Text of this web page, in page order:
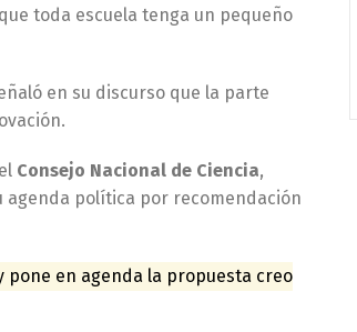
toda escuela tenga un pequeño
en su discurso que la parte
Consejo Nacional de Ciencia,
agenda política por recomendación
pone en agenda la propuesta creo